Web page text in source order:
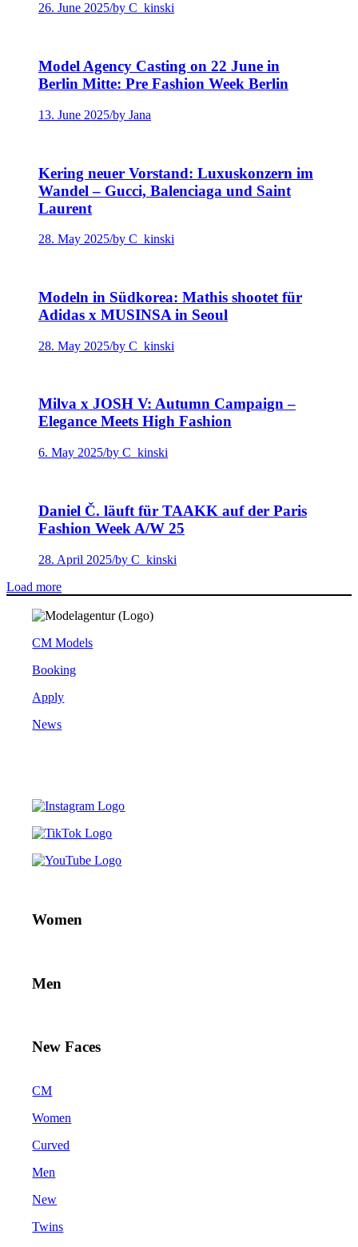
26. June 2025/by C_kinski
Model Agency Casting on 22 June in
Berlin Mitte: Pre Fashion Week Berlin
13. June 2025/by Jana
Kering neuer Vorstand: Luxuskonzern im
Wandel – Gucci, Balenciaga und Saint
Laurent
28. May 2025/by C_kinski
Modeln in Südkorea: Mathis shootet für
Adidas x MUSINSA in Seoul
28. May 2025/by C_kinski
Milva x JOSH V: Autumn Campaign –
Elegance Meets High Fashion
6. May 2025/by C_kinski
Daniel Č. läuft für TAAKK auf der Paris
Fashion Week A/W 25
28. April 2025/by C_kinski
Load more
CM Models
Booking
Apply
News
Women
Men
New Faces
CM
Women
Curved
Men
New
Twins